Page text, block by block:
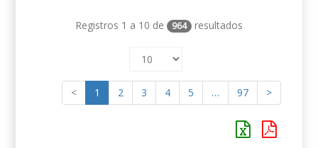
Registros 1 a 10 de 964 resultados
< 1 2 3 4 5 … 97 >